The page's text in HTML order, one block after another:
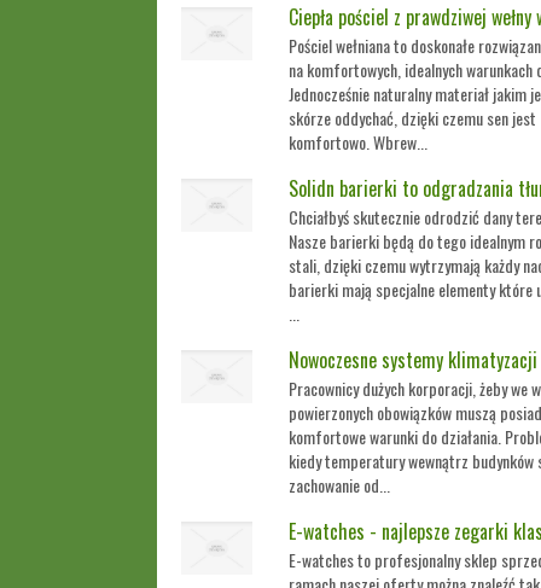
Ciepła pościel z prawdziwej
Pościel wełniana to doskonałe
na komfortowych, idealnych warunkach
Jednocześnie naturalny materiał jakim
skórze oddychać, dzięki czemu sen
komfortowo. Wbrew...
Solidn barierki to odgradzania
Chciałbyś skutecznie odrodzić dany
Nasze barierki będą do tego idealnym
stali, dzięki czemu wytrzymają każdy
barierki mają specjalne elementy które
Nowoczesne systemy
Pracownicy dużych korporacji, żeby we
powierzonych obowiązków muszą
komfortowe warunki do działania.
kiedy temperatury wewnątrz budynków
zachowanie od...
E-watches - najlepsze zegarki
E-watches to profesjonalny sklep